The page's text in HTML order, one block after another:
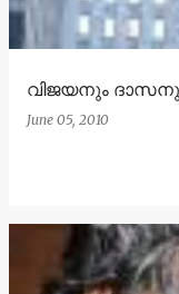
വിജയനും
June 05, 2010